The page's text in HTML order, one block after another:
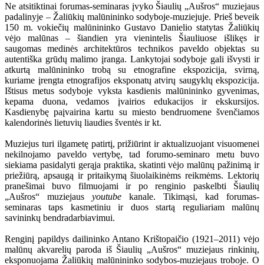
Ne atsitiktinai forumas-seminaras įvyko Šiaulių „Aušros“ muziejaus
padalinyje – Žaliūkių malūnininko sodyboje-muziejuje. Prieš beveik
150 m. vokiečių malūnininko Gustavo Danielio statytas Žaliūkių
vėjo malūnas – šiandien yra vienintelis Šiauliuose išlikęs ir
saugomas medinės architektūros technikos paveldo objektas su
autentiška grūdų malimo įranga. Lankytojai sodyboje gali išvysti ir
atkurtą malūnininko trobą su etnografine ekspozicija, svirną,
kuriame įrengta etnografijos eksponatų atvirų saugyklų ekspozicija.
Ištisus metus sodyboje vyksta kasdienis malūnininko gyvenimas,
kepama duona, vedamos įvairios edukacijos ir ekskursijos.
Kasdienybę paįvairina kartu su miesto bendruomene švenčiamos
kalendorinės lietuvių liaudies šventės ir kt.
Muziejus turi ilgametę patirtį, prižiūrint ir aktualizuojant visuomenei
nekilnojamo paveldo vertybę, tad forumo-seminaro metu buvo
siekiama pasidalyti gerąja praktika, skatinti vėjo malūnų pažinimą ir
priežiūrą, apsaugą ir pritaikymą šiuolaikinėms reikmėms. Lektorių
pranešimai buvo filmuojami ir po renginio paskelbti Šiaulių
„Aušros“ muziejaus youtube kanale. Tikimąsi, kad forumas-
seminaras taps kasmetiniu ir duos startą reguliariam malūnų
savininkų bendradarbiavimui.
Renginį papildys dailininko Antano Krištopaičio (1921–2011) vėjo
malūnų akvarelių paroda iš Šiaulių „Aušros“ muziejaus rinkinių,
eksponuojama Žaliūkių malūnininko sodybos-muziejaus troboje. O